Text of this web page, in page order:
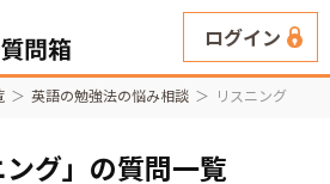
ログイン
英語の勉強法の悩み相談 リスニング
ング」の質問一覧